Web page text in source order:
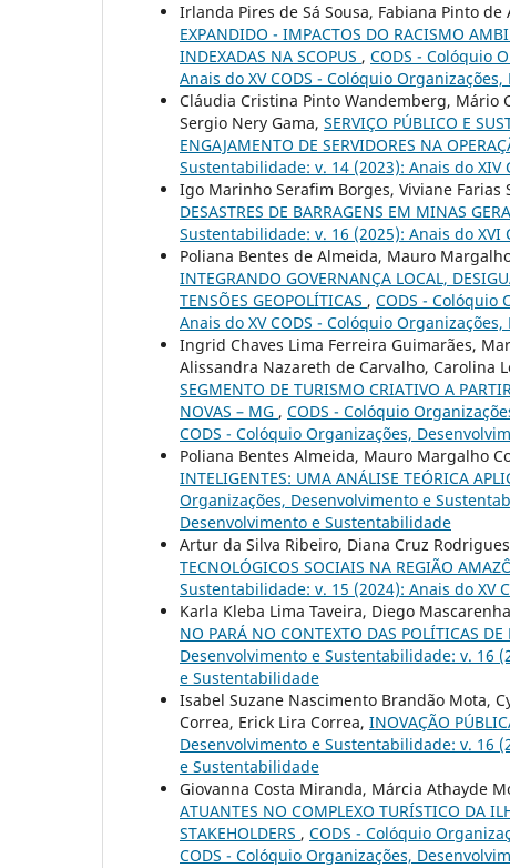
Irlanda Pires de Sá Sousa, Fabiana Pinto
EXPANDIDO - IMPACTOS DO RACISMO
INDEXADAS NA SCOPUS , CODS - Colóquio
Anais do XV CODS - Colóquio
Cláudia Cristina Pinto Wandemberg, Mário
Sergio Nery Gama, SERVIÇO PÚBLICO E
ENGAJAMENTO DE SERVIDORES NA
Sustentabilidade: v. 14 (2023): Anais do
Igo Marinho Serafim Borges, Viviane Farias
DESASTRES DE BARRAGENS EM MINAS
Sustentabilidade: v. 16 (2025): Anais do
Poliana Bentes de Almeida, Mauro
INTEGRANDO GOVERNANÇA LOCAL,
TENSÕES GEOPOLÍTICAS , CODS - Colóquio
Anais do XV CODS - Colóquio
Ingrid Chaves Lima Ferreira Guimarães,
Alissandra Nazareth de Carvalho, Carolina
SEGMENTO DE TURISMO CRIATIVO A
NOVAS – MG , CODS - Colóquio
CODS - Colóquio Organizações,
Poliana Bentes Almeida, Mauro Margalho
INTELIGENTES: UMA ANÁLISE TEÓRICA
Organizações, Desenvolvimento e
Desenvolvimento e Sustentabilidade
Artur da Silva Ribeiro, Diana Cruz
TECNOLÓGICOS SOCIAIS NA REGIÃO
Sustentabilidade: v. 15 (2024): Anais do XV
Karla Kleba Lima Taveira, Diego
NO PARÁ NO CONTEXTO DAS POLÍTICAS
Desenvolvimento e Sustentabilidade: v. 16
e Sustentabilidade
Isabel Suzane Nascimento Brandão Mota,
Correa, Erick Lira Correa, INOVAÇÃO
Desenvolvimento e Sustentabilidade: v. 16
e Sustentabilidade
Giovanna Costa Miranda, Márcia Athayde
ATUANTES NO COMPLEXO TURÍSTICO DA
STAKEHOLDERS , CODS - Colóquio
CODS - Colóquio Organizações,